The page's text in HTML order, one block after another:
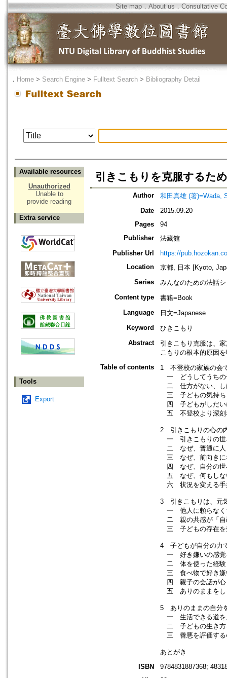
Site map．About us ． Consultative
． Home > Search Engine > Fulltext Search > Bibliography Detail
Available resources
Unauthorized
Unable to
provide reading
Extra service
Tools
Export
引きこもりを克服するた
Author
和田真雄 (著)=Wada,
Date
2015.09.20
Pages
94
Publisher
法藏館
Publisher Url
https://
Location
京都, 日本 [Kyoto,
Series
みんなのための法話
Content type
書籍=Book
Language
日文=Japanese
Keyword
ひきこもり
Abstract
引きこもり克服は、
こもりの根本的原因
Table of contents
1 不登校の家族の会
一 どうしてうちの
二 仕方がない、し
三 子どもの気持ち
四 子どもがしだい
五 不登校より深刻
2 引きこもりの心の
一 引きこもりの世
二 なぜ、普通に人
三 なぜ、前向きに
四 なぜ、自分の世
五 なぜ、何もしな
六 状況を変える手
3 引きこもりは、元
一 他人に頼らなく
二 親の共感が「自
三 子どもの存在を
4 子どもが自分の力
一 好き嫌いの感覚
二 体を使った経験
三 食べ物で好き嫌
四 親子の会話が心
五 ありのままをし
5 ありのままの自分
一 生活できる道を
二 子どもの生き方
三 善悪を評価する
あとがき
ISBN
9784831887368;